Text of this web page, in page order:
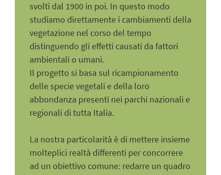
svolti dal 1900 in poi. In questo modo
studiamo direttamente i cambiamenti della
vegetazione nel corso del tempo
distinguendo gli effetti causati da fattori
ambientali o umani.
Il progetto si basa sul ricampionamento
delle specie vegetali e della loro
abbondanza presenti nei parchi nazionali e
regionali di tutta Italia.
La nostra particolarità è di mettere insieme
molteplici realtà differenti per concorrere
ad un obiettivo comune: redarre un quadro